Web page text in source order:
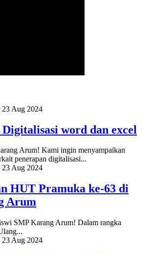
23 Aug 2024
Digitalisasi word dan excel
Arum! Kami ingin menyampaikan
penerapan digitalisasi...
23 Aug 2024
HUT Pramuka ke-63 di
Arum
SMP Karang Arum! Dalam rangka
23 Aug 2024